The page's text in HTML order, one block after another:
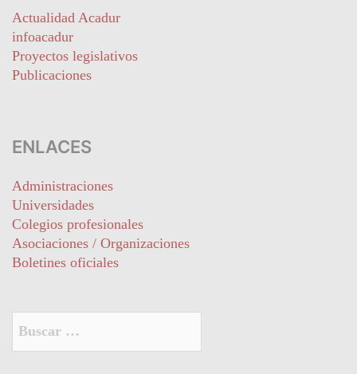
Actualidad Acadur
infoacadur
Proyectos legislativos
Publicaciones
ENLACES
Administraciones
Universidades
Colegios profesionales
Asociaciones / Organizaciones
Boletines oficiales